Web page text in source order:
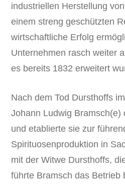
industriellen Herstellung
einem streng geschützten
wirtschaftliche Erfolg
Unternehmen rasch weiter
es bereits 1832 erweitert
Nach dem Tod Dursthoffs
Johann Ludwig Bramsch(e)
und etablierte sie zur
Spirituosenproduktion in
mit der Witwe Dursthoffs,
führte Bramsch das Betrieb